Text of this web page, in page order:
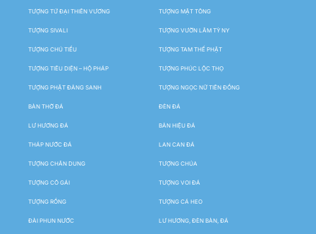
TƯỢNG TỨ ĐẠI THIÊN VƯƠNG TƯỢNG MẬT TÔNG
TƯỢNG SIVALI TƯỢNG VƯỜN LÂM TỲ NY
TƯỢNG CHÚ TIỂU TƯỢNG TAM THẾ PHẬT
TƯỢNG TIÊU DIỆN – HỘ PHÁP TƯỢNG PHÚC LỘC THỌ
TƯỢNG PHẬT ĐẢNG SANH TƯỢNG NGỌC NỮ TIÊN ĐỒNG
BÀN THỜ ĐÁ ĐÈN ĐÁ
LƯ HƯƠNG ĐÁ BẢN HIỆU ĐÁ
THÁP NƯỚC ĐÁ LAN CAN ĐÁ
TƯỢNG CHÂN DUNG TƯỢNG CHÚA
TƯỢNG CÔ GÁI TƯỢNG VOI ĐÁ
TƯỢNG RỒNG TƯỢNG CÁ HEO
ĐÀI PHUN NƯỚC LƯ HƯƠNG, ĐÈN BÀN, ĐÁ